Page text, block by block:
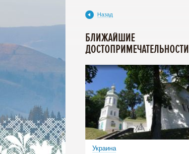
Назад
БЛИЖАЙШИЕ
ДОСТОПРИМЕЧАТЕЛЬНОСТИ
Украина